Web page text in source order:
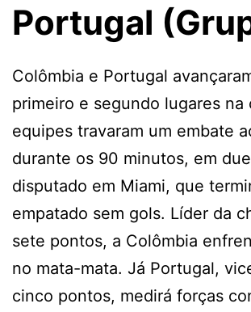
Portugal
Colômbia e Portugal
primeiro e segundo lugares na
equipes travaram um embate
durante os 90 minutos, em
disputado em Miami, que
empatado sem gols. Líder da
sete pontos, a Colômbia
no mata-mata. Já Portugal,
cinco pontos, medirá forças